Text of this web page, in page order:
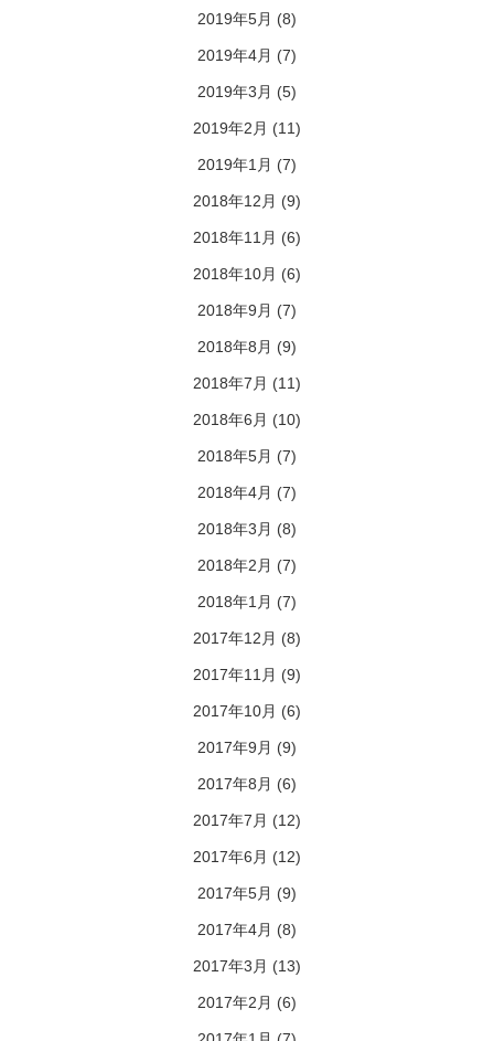
2019年5月 (8)
2019年4月 (7)
2019年3月 (5)
2019年2月 (11)
2019年1月 (7)
2018年12月 (9)
2018年11月 (6)
2018年10月 (6)
2018年9月 (7)
2018年8月 (9)
2018年7月 (11)
2018年6月 (10)
2018年5月 (7)
2018年4月 (7)
2018年3月 (8)
2018年2月 (7)
2018年1月 (7)
2017年12月 (8)
2017年11月 (9)
2017年10月 (6)
2017年9月 (9)
2017年8月 (6)
2017年7月 (12)
2017年6月 (12)
2017年5月 (9)
2017年4月 (8)
2017年3月 (13)
2017年2月 (6)